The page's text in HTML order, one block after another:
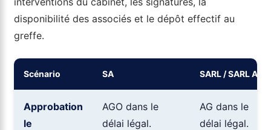
disponibilité des associés et le dépôt effectif au
greffe.
Scénario SA SARL / SARL AU
Approbation
le
AGO dans le
délai légal.
AG dans le
délai légal.